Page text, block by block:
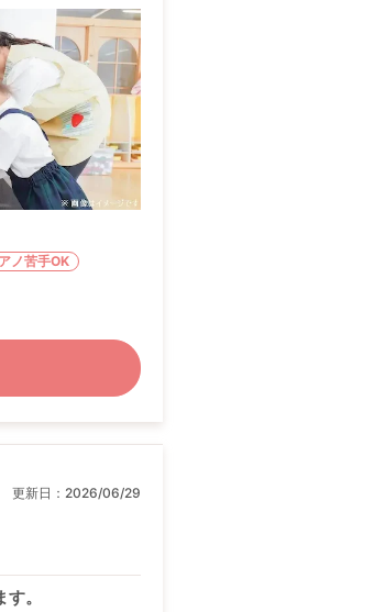
ノ苦手OK
更新日： 2026/06/29
。